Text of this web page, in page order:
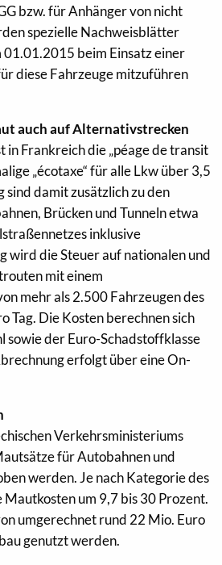
bzw. für Anhänger von nicht
spezielle Nachweisblätter
beim Einsatz einer
diese Fahrzeuge mitzuführen
auch auf Alternativstrecken
in Frankreich die „péage de transit
„écotaxe“ für alle Lkw über 3,5
damit zusätzlich zu den
Brücken und Tunneln etwa
inklusive
wird die Steuer auf nationalen und
mit einem
mehr als 2.500 Fahrzeugen des
Tag. Die Kosten berechnen sich
sowie der Euro-Schadstoffklasse
erfolgt über eine On-
Verkehrsministeriums
für Autobahnen und
werden. Je nach Kategorie des
um 9,7 bis 30 Prozent.
umgerechnet rund 22 Mio. Euro
genutzt werden.